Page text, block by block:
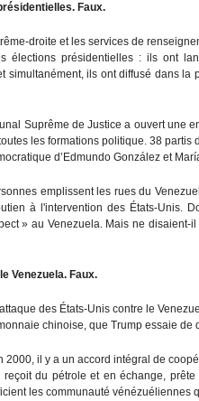
Faux.
droite et les services de
élections présidentielles : ils ont
simultanément, ils ont diffusé dans
Suprême de Justice a ouvert une
les formations politique. 38 partis
d’Edmundo González et
emplissent les rues du
à l'intervention des États-Unis.
» au Venezuela. Mais ne disaient-
Venezuela. Faux.
des États-Unis contre le
chinoise, que Trump essaie de
2000, il y a un accord intégral de
du pétrole et en échange,
les communauté vénézuéliennes